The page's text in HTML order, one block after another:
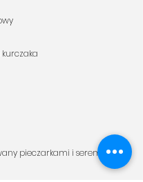
schabowy
piersi kurczaka
‘art
pieczarkami i serem